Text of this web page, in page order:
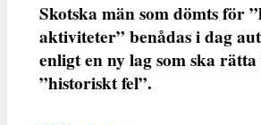
Skotska män som dömts för
aktiviteter” benådas i dag
enligt en ny lag som ska
”historiskt fel”.